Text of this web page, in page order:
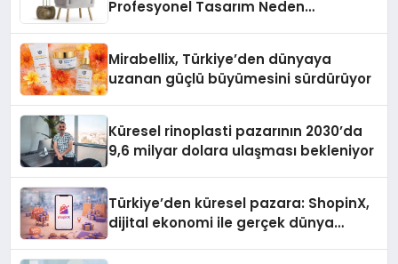
Profesyonel Tasarım Neden
Mirabellix, Türkiye’den dünyaya
uzanan güçlü büyümesini sürdürüyor
Küresel rinoplasti pazarının 2030’da
9,6 milyar dolara ulaşması bekleniyor
Türkiye’den küresel pazara: ShopinX,
dijital ekonomi ile gerçek dünya